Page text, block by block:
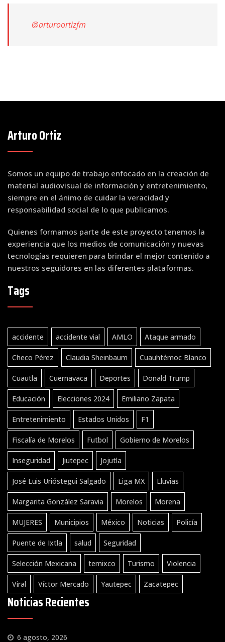
@arturoortizfm
Arturo Ortiz
Somos un equipo de trabajo enfocado en la creación de
material audiovisual de información y entretenimiento,
siempre en el ánimo de cuidar la veracidad y
responsabilidad social de lo que publicamos.
Quienes formamos parte de este proyecto tenemos la
experiencia que los medios de comunicación y nuevas
tecnologías requieren para brindar el mejor contenido a
nuestros seguidores en las diferentes plataformas.
Tags
accidente accidente vial AMLO Ataque armado
Checo Pérez Claudia Sheinbaum Cuauhtémoc Blanco
Cuautla Cuernavaca Deportes Donald Trump
Educación Elecciones 2024 Emiliano Zapata
Entretenimiento Estados Unidos F1
Fiscalía de Morelos Futbol Gobierno de Morelos
Inseguridad Jiutepec Jojutla
José Luis Urióstegui Salgado Liga MX Lluvias
Margarita González Saravia Morelos Morena
MUJERES Municipios México Noticias Policía
Puente de Ixtla salud Seguridad
Selección Mexicana temixco Turismo Violencia
Viral Víctor Mercado Yautepec Zacatepec
Noticias Recientes
6 agosto, 2026